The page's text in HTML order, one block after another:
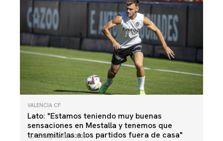
VALENCIA CF
Lato: "Estamos teniendo muy buenas
sensaciones en Mestalla y tenemos que
transmitirlas a los partidos fuera de casa"
29 septiembre 2022